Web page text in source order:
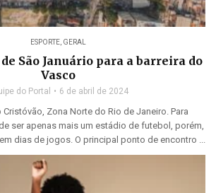
ESPORTE, GERAL
São Januário para a barreira do
Vasco
do Portal 6 de abril de 2024
Cristóvão, Zona Norte do Rio de Janeiro. Para
ser apenas mais um estádio de futebol, porém,
dias de jogos. O principal ponto de encontro ...